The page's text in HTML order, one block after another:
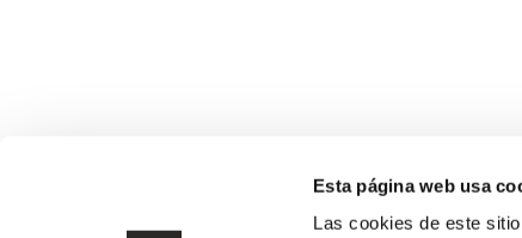
Esta página web usa
Las cookies de este